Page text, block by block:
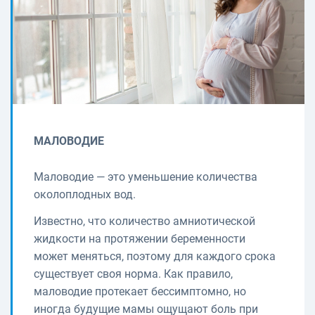
МАЛОВОДИЕ
Маловодие — это уменьшение количества
околоплодных вод.
Известно, что количество амниотической
жидкости на протяжении беременности
может меняться, поэтому для каждого срока
существует своя норма. Как правило,
маловодие протекает бессимптомно, но
иногда будущие мамы ощущают боль при